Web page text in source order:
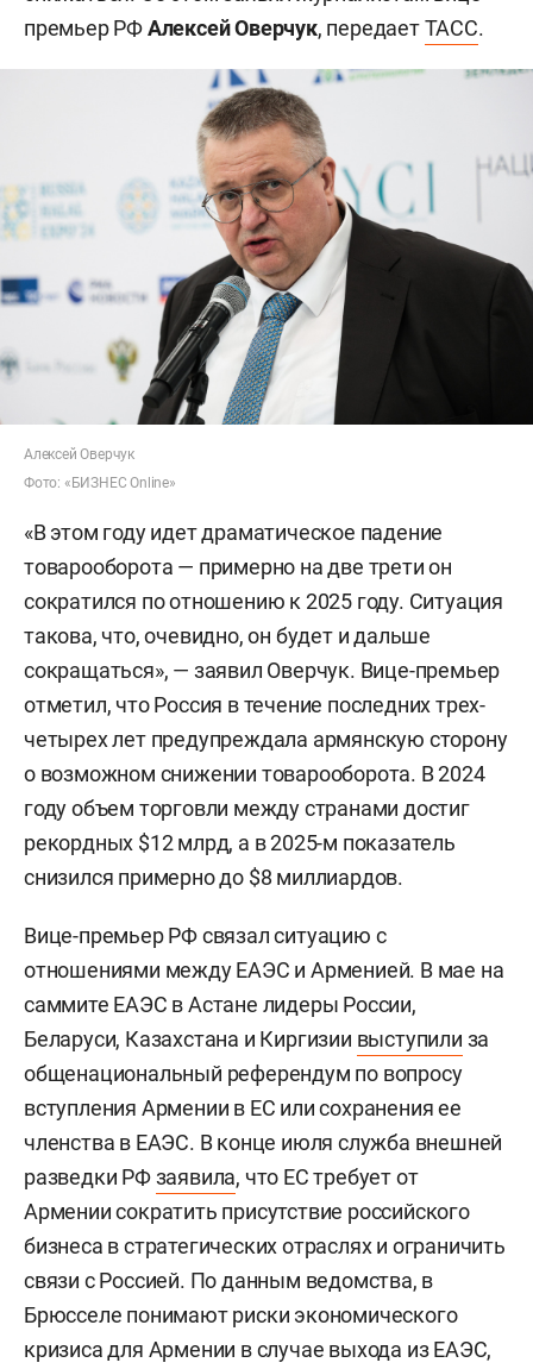
премьер РФАлексей Оверчук, передаетТАСС.
Алексей Оверчук
Фото: «БИЗНЕС Online»
«В этом году идет драматическое падение
товарооборота — примерно на две трети он
сократился по отношению к 2025 году. Ситуация
такова, что, очевидно, он будет и дальше
сокращаться», — заявил Оверчук. Вице-премьер
отметил, что Россия в течение последних трех-
четырех лет предупреждала армянскую сторону
о возможном снижении товарооборота. В 2024
году объем торговли между странами достиг
рекордных $12 млрд, а в 2025-м показатель
снизился примерно до $8 миллиардов.
Вице-премьер РФ связал ситуацию с
отношениями между ЕАЭС и Арменией. В мае на
саммите ЕАЭС в Астане лидеры России,
Беларуси, Казахстана и Киргизии выступили за
общенациональный референдум по вопросу
вступления Армении в ЕС или сохранения ее
членства в ЕАЭС. В конце июля служба внешней
разведки РФзаявила, что ЕС требует от
Армении сократить присутствие российского
бизнеса в стратегических отраслях и ограничить
связи с Россией. По данным ведомства, в
Брюсселе понимают риски экономического
кризиса для Армении в случае выхода из ЕАЭС,